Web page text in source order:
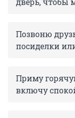
Позвоню
посиделки
Приму
включу